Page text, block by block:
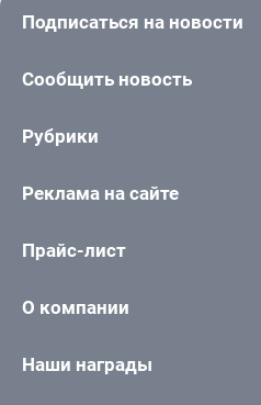
Подписаться на новости
Сообщить новость
Рубрики
Реклама на сайте
Прайс-лист
О компании
Наши награды